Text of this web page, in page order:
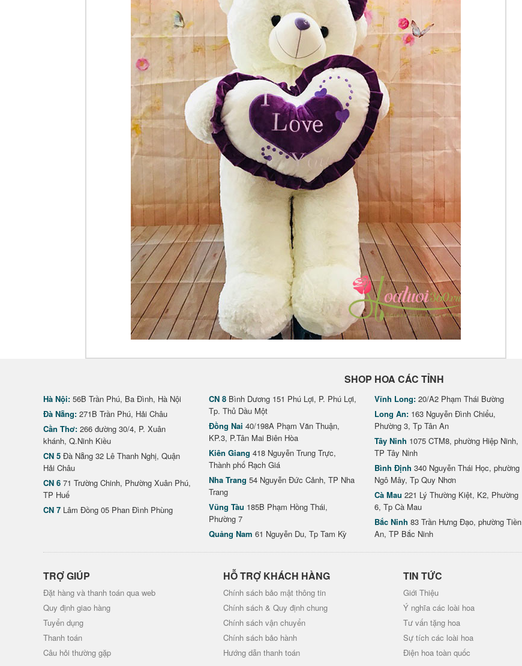
SHOP HOA CÁC TỈNH
Hà Nội: 56B Trần Phú, Ba Đình, Hà Nội
Đà Nẵng: 271B Trần Phú, Hải Châu
Cần Thơ: 266 đường 30/4, P. Xuân
khánh, Q.Ninh Kiều
CN 5 Đà Nẵng 32 Lê Thanh Nghị, Quận
Hải Châu
CN 6 71 Trường Chinh, Phường Xuân Phú,
TP Huế
CN 7 Lâm Đồng 05 Phan Đình Phùng
CN 8 Bình Dương 151 Phú Lợi, P. Phú Lợi,
Tp. Thủ Dầu Một
Đồng Nai 40/198A Phạm Văn Thuận,
KP.3, P.Tân Mai Biên Hòa
Kiên Giang 418 Nguyễn Trung Trực,
Thành phố Rạch Giá
Nha Trang 54 Nguyễn Đức Cảnh, TP Nha
Trang
Vũng Tàu 185B Phạm Hồng Thái,
Phường 7
Quảng Nam 61 Nguyễn Du, Tp Tam Kỳ
Vĩnh Long: 20/A2 Phạm Thái Bường
Long An: 163 Nguyễn Đình Chiểu,
Phường 3, Tp Tân An
Tây Ninh 1075 CTM8, phường Hiệp Ninh,
TP Tây Ninh
Bình Định 340 Nguyễn Thái Học, phường
Ngô Mây, Tp Quy Nhơn
Cà Mau 221 Lý Thường Kiệt, K2, Phường
6, Tp Cà Mau
Bắc Ninh 83 Trần Hưng Đạo, phường Tiền
An, TP Bắc Ninh
TRỢ GIÚP
Đặt hàng và thanh toán qua web
Quy định giao hàng
Tuyển dụng
Thanh toán
Câu hỏi thường gặp
HỖ TRỢ KHÁCH HÀNG
Chính sách bảo mật thông tin
Chính sách & Quy định chung
Chính sách vận chuyển
Chính sách bảo hành
Hướng dẫn thanh toán
TIN TỨC
Giới Thiệu
Ý nghĩa các loài hoa
Tư vấn tặng hoa
Sự tích các loài hoa
Điện hoa toàn quốc